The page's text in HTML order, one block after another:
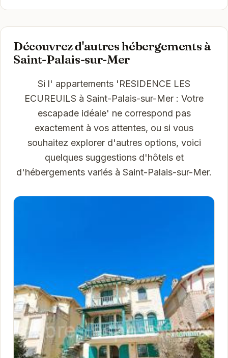
Découvrez d'autres hébergements à
Saint-Palais-sur-Mer
Si l' appartements 'RESIDENCE LES
ECUREUILS à Saint-Palais-sur-Mer : Votre
escapade idéale' ne correspond pas
exactement à vos attentes, ou si vous
souhaitez explorer d'autres options, voici
quelques suggestions d'hôtels et
d'hébergements variés à Saint-Palais-sur-Mer.